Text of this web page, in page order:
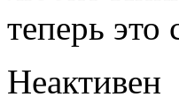
теперь это
Неактивен